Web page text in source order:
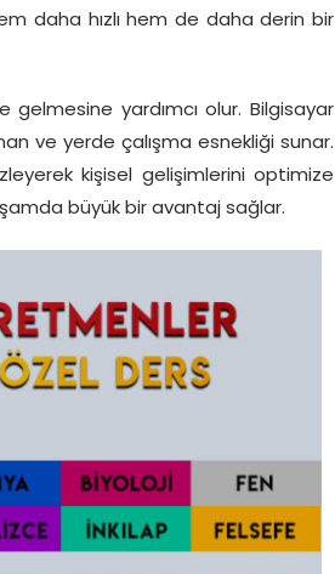
daha hızlı hem de daha derin bir
gelmesine yardımcı olur. Bilgisayar
ve yerde çalışma esnekliği sunar.
kişisel gelişimlerini optimize
büyük bir avantaj sağlar.